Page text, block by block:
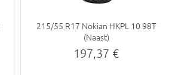
215/55 R17 Nokian HKPL 10 98T
(Naast)
197,37 €